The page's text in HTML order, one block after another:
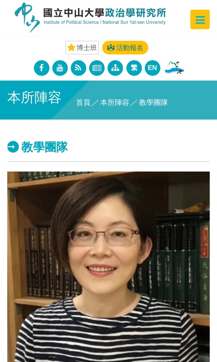
博士班 活動報名
繁 EN
本所陣容 首頁 ／ 本所陣容 ／ 教學團隊
教學團隊